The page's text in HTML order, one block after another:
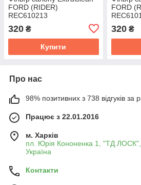
FORD (RIDER)
REC610213
320 ₴
Купити
FORD
320₴
Про нас
98% позитивних з 738 відгуків за
Працює з 22.01.2016
м. Харків
пл. Юрія Кононенка 1, "ТД ЛОСК",
Україна
Контакти